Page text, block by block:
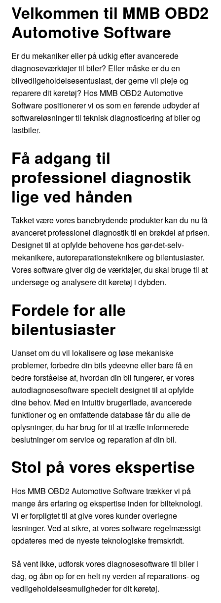
Velkommen til MMB OBD2
Automotive Software
Er du mekaniker eller på udkig efter avancerede
diagnoseværktøjer til biler? Eller måske er du en
bilvedligeholdelsesentusiast, der gerne vil pleje og
reparere dit køretøj? Hos MMB OBD2 Automotive
Software positionerer vi os som en førende udbyder af
softwareløsninger til teknisk diagnosticering af biler og
lastbiler.
Få adgang til
professionel diagnostik
lige ved hånden
Takket være vores banebrydende produkter kan du nu få
avanceret professionel diagnostik til en brøkdel af prisen.
Designet til at opfylde behovene hos gør-det-selv-
mekanikere, autoreparationsteknikere og bilentusiaster.
Vores software giver dig de værktøjer, du skal bruge til at
undersøge og analysere dit køretøj i dybden.
Fordele for alle
bilentusiaster
Uanset om du vil lokalisere og løse mekaniske
problemer, forbedre din bils ydeevne eller bare få en
bedre forståelse af, hvordan din bil fungerer, er vores
autodiagnosesoftware specielt designet til at opfylde
dine behov. Med en intuitiv brugerflade, avancerede
funktioner og en omfattende database får du alle de
oplysninger, du har brug for til at træffe informerede
beslutninger om service og reparation af din bil.
Stol på vores ekspertise
Hos MMB OBD2 Automotive Software trækker vi på
mange års erfaring og ekspertise inden for bilteknologi.
Vi er forpligtet til at give vores kunder overlegne
løsninger. Ved at sikre, at vores software regelmæssigt
opdateres med de nyeste teknologiske fremskridt.
Så vent ikke, udforsk vores diagnosesoftware til biler i
dag, og åbn op for en helt ny verden af reparations- og
vedligeholdelsesmuligheder for dit køretøj.